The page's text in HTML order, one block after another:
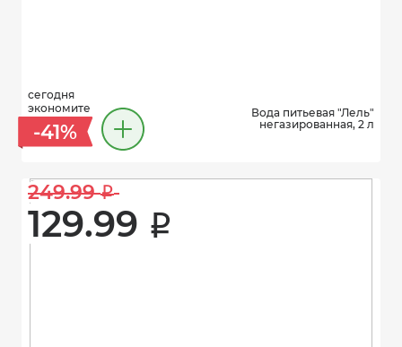
сегодня
экономите
-41%
Вода питьевая "Лель"
негазированная, 2 л
249.99 i
129.99 i